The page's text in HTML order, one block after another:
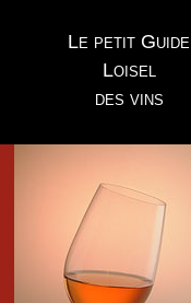
Le petit Guide
Loisel
des vins